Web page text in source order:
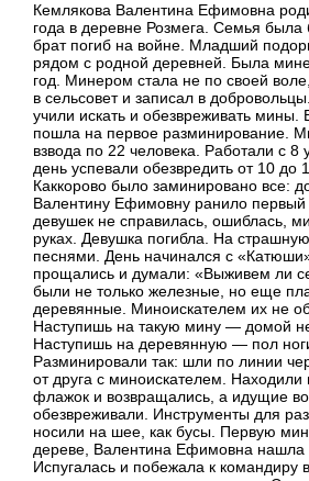
Кемлякова Валентина Ефимовна
года в деревне Розмега. Семья
брат погиб на войне. Младший
рядом с родной деревней. Была
год. Минером стала не по своей
в сельсовет и записал в
учили искать и обезвреживать мины.
пошла на первое разминирование.
взвода по 22 человека. Работали с 8
день успевали обезвредить от 10 до
Каккорово было заминировано все:
Валентину Ефимовну ранило
девушек не справилась, ошиблась,
руках. Девушка погибла. На
песнями. День начинался с
прощались и думали: «Выживем ли
были не только железные, но еще
деревянные. Миноискателем их не
Наступишь на такую мину — домой
Наступишь на деревянную — пол
Разминировали так: шли по линии
от друга с миноискателем.
флажок и возвращались, а идущие
обезвреживали. Инструменты для
носили на шее, как бусы. Первую
дереве, Валентина Ефимовна нашла
Испугалась и побежала к командиру